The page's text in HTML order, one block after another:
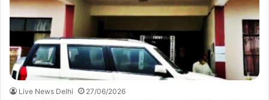
Live News Delhi 27/06/2026